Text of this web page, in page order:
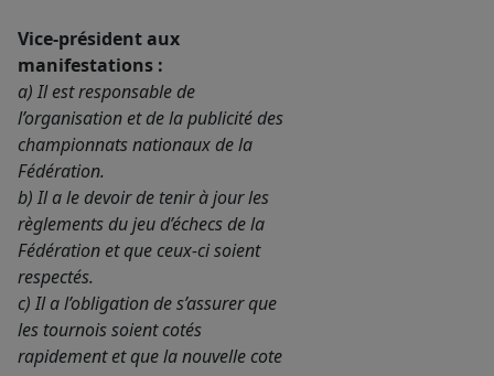
Vice-président aux
manifestations :
a) Il est responsable de
l’organisation et de la publicité des
championnats nationaux de la
Fédération.
b) Il a le devoir de tenir à jour les
règlements du jeu d’échecs de la
Fédération et que ceux-ci soient
respectés.
c) Il a l’obligation de s’assurer que
les tournois soient cotés
rapidement et que la nouvelle cote